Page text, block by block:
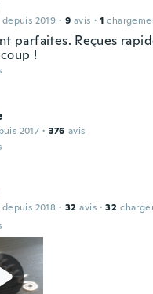
2019 · 9 avis · 1
parfaites. Reçues
!
2017 · 376 avis
2018 · 32 avis · 32